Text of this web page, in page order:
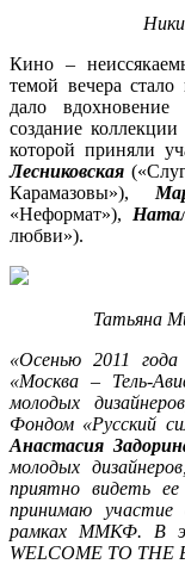
Кино –
темой вечера
дало вдохновение
создание коллекции
которой приняли
Лесниковская
Карамазовы»),
«Неформат»),
любви»).
Татьяна
«Осенью 2011
«Москва – Тель-
молодых
Фондом «Русский
Анастасия
молодых
приятно видеть
принимаю участие
рамках ММКФ. В
WELCOME TO THE